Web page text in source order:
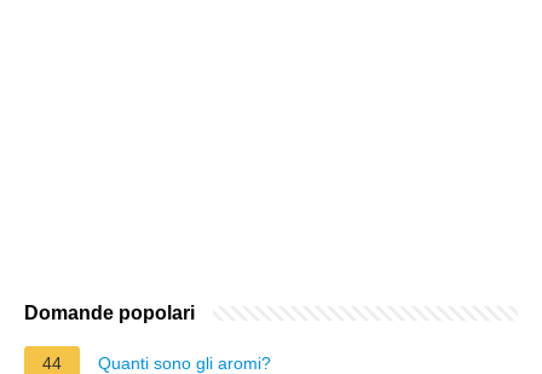
Domande popolari
44 Quanti sono gli aromi?